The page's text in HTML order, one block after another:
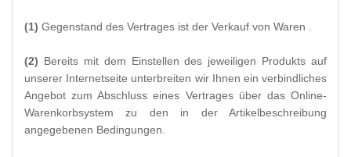
(1) Gegenstand des Vertrages ist der Verkauf von Waren .
(2) Bereits mit dem Einstellen des jeweiligen Produkts auf
unserer Internetseite unterbreiten wir Ihnen ein verbindliches
Angebot zum Abschluss eines Vertrages über das Online-
Warenkorbsystem zu den in der Artikelbeschreibung
angegebenen Bedingungen.